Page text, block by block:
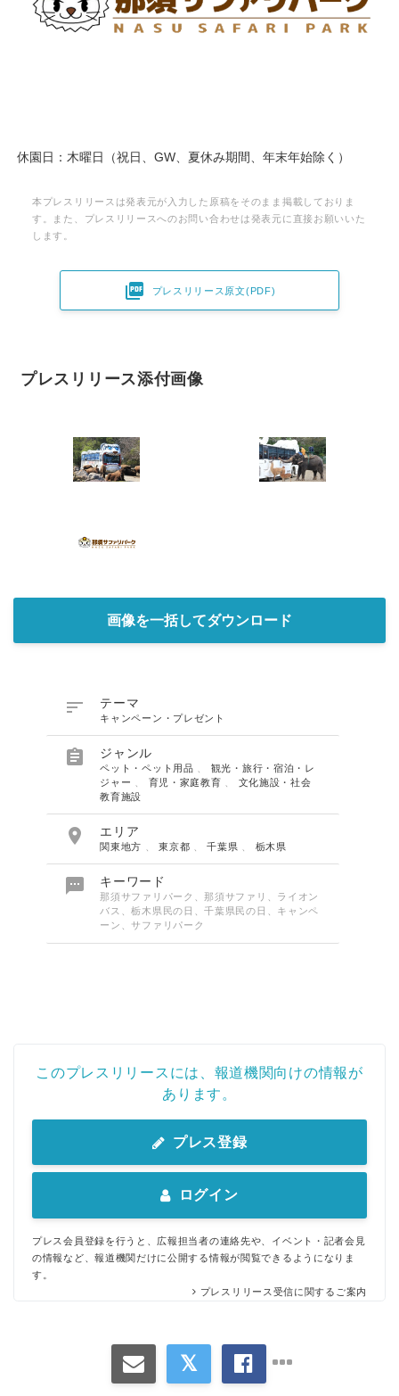
休園日：木曜日（祝日、GW、夏休み期間、年末年始除く）
本プレスリリースは発表元が入力した原稿をそのまま掲載しておりま
す。また、プレスリリースへのお問い合わせは発表元に直接お願いいた
します。
 プレスリリース原文(PDF)
プレスリリース添付画像
画像を一括してダウンロード
 テーマ
キャンペーン・プレゼント
 ジャンル
ペット・ペット用品
観光・旅行・宿泊・レ
ジャー
育児・家庭教育
文化施設・社会
教育施設
 エリア
関東地方 、東京都 、千葉県 栃木県
 キーワード
那須サファリパーク、那須サファリ、ライオン
バス、栃木県民の日、千葉県民の日、キャンペ
ーン、サファリパーク
このプレスリリースには、報道機関向けの情報が
あります。
プレス登録
ログイン
プレス会員登録を行うと、広報担当者の連絡先や、イベント・記者会見
の情報など、報道機関だけに公開する情報が閲覧できるようになりま
す。
プレスリリース受信に関するご案内